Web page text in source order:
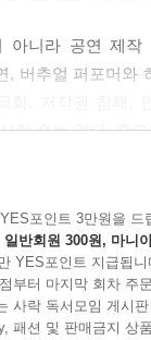
아니라 공연 제
, 버추얼 퍼포머
할 수는 없다. 중
간 예술의 조건을
포인트 3만원을 드
일반회원 300원, 마니
YES포인트 지급됩니
부터 마지막 회차 주
사락 독서모임 게시
패션 및 판매금지 상